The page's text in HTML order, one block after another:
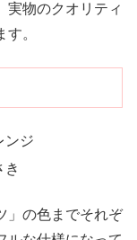
実物のクオリティ
。
ンジ
き
」の色までそれぞ